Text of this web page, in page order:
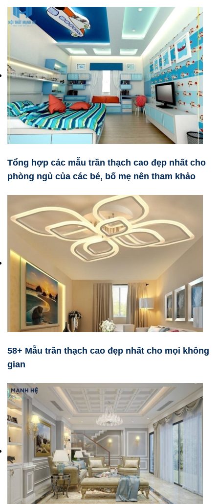
Tổng hợp các mẫu trần thạch cao đẹp nhất cho
phòng ngủ của các bé, bố mẹ nên tham khảo
58+ Mẫu trần thạch cao đẹp nhất cho mọi không
gian